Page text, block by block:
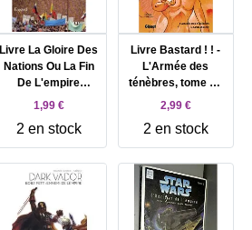
Livre La Gloire Des
Nations Ou La Fin
De L'empire
Sovietique
1,99 €
2 en stock
Livre Bastard ! ! -
L'Armée des
ténèbres, tome 3 :
L'Adolescent
2,99 €
2 en stock